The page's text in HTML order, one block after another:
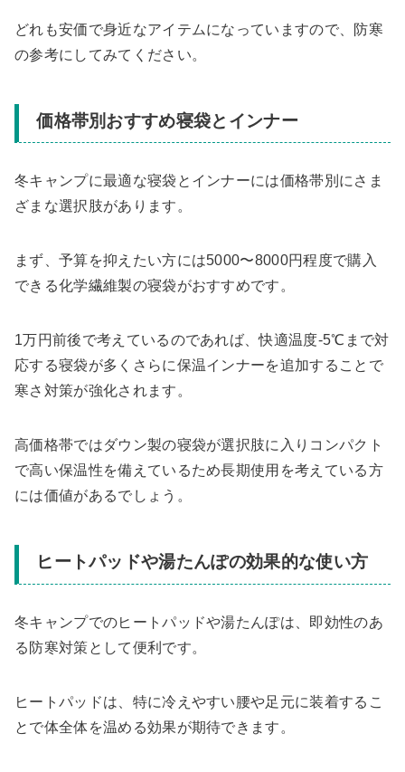
どれも安価で身近なアイテムになっていますので、防寒
の参考にしてみてください。
価格帯別おすすめ寝袋とインナー
冬キャンプに最適な寝袋とインナーには価格帯別にさま
ざまな選択肢があります。
まず、予算を抑えたい方には5000〜8000円程度で購入
できる化学繊維製の寝袋がおすすめです。
1万円前後で考えているのであれば、快適温度-5℃まで対
応する寝袋が多くさらに保温インナーを追加することで
寒さ対策が強化されます。
高価格帯ではダウン製の寝袋が選択肢に入りコンパクト
で高い保温性を備えているため長期使用を考えている方
には価値があるでしょう。
ヒートパッドや湯たんぽの効果的な使い方
冬キャンプでのヒートパッドや湯たんぽは、即効性のあ
る防寒対策として便利です。
ヒートパッドは、特に冷えやすい腰や足元に装着するこ
とで体全体を温める効果が期待できます。